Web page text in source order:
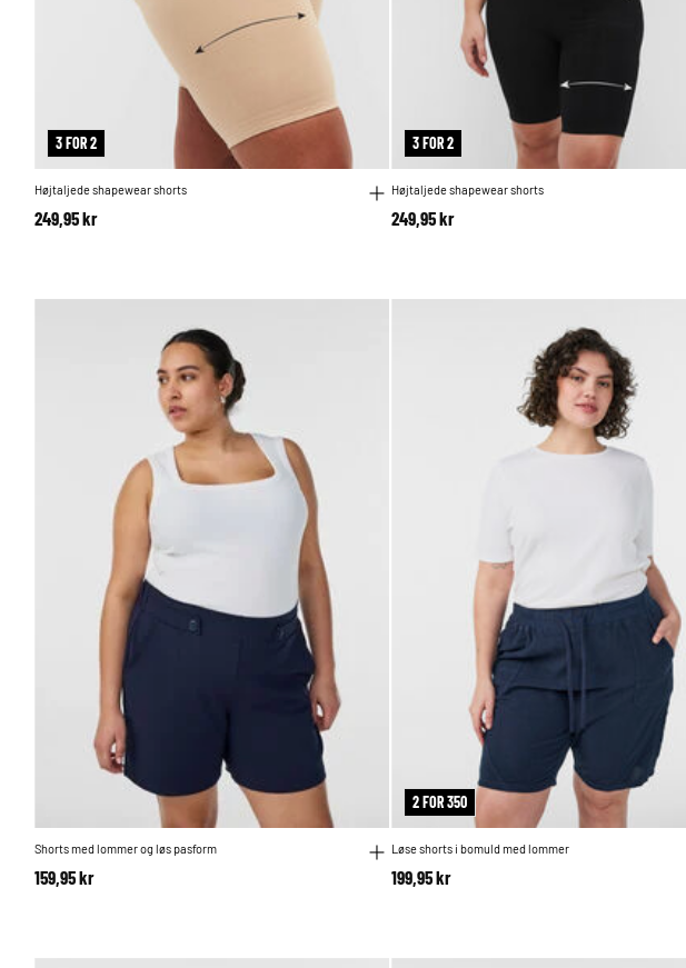
3 FOR 2
Højtaljede shapewear shorts
249,95 kr
3 FOR 2
Højtaljede shapewear shorts
249,95 kr
Shorts med lommer og løs pasform
159,95 kr
2 FOR 350
Løse shorts i bomuld med lommer
199,95 kr